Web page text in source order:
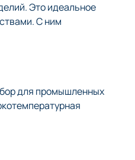
Это идеальное
С ним
для промышленных